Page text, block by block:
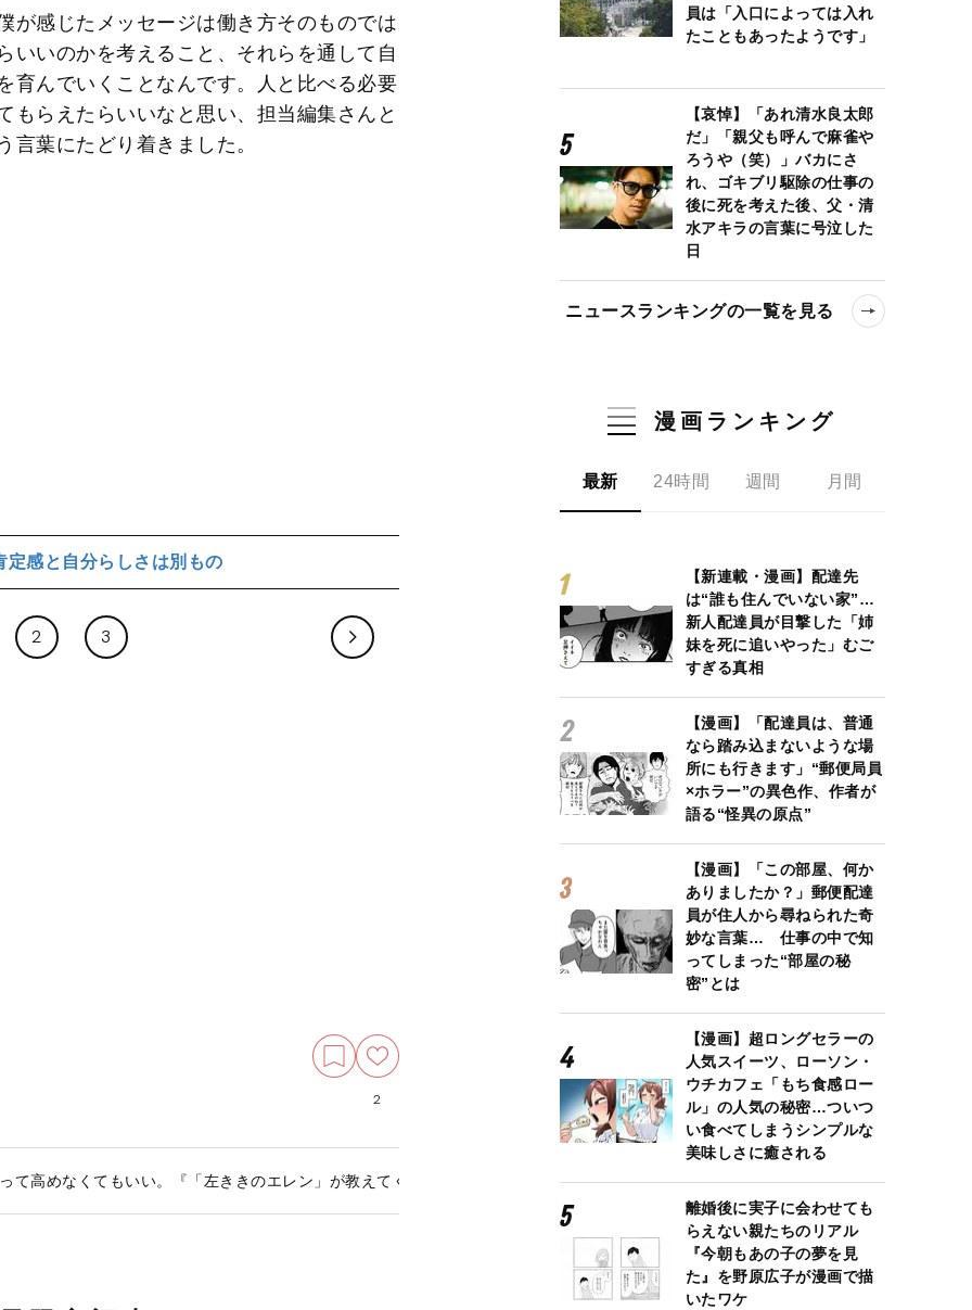
が感じたメッセージは働き方そのものでは
いいのかを考えること、それらを通して自
育んでいくことなんです。人と比べる必要
もらえたらいいなと思い、担当編集さんと
言葉にたどり着きました。
定感と自分らしさは別もの
2 3
2
て高めなくてもいい。『「左ききのエレン」が教えてくれる「あなたらしさ」』とは？
員は「入口によっては入れ
たこともあったようです」
【哀悼】「あれ清水良太郎
だ」「親父も呼んで麻雀や
ろうや（笑）」バカにさ
れ、ゴキブリ駆除の仕事の
後に死を考えた後、父・清
水アキラの言葉に号泣した
日
ニュースランキングの一覧を見る
漫画ランキング
最新 24時間 週間 月間
【新連載・漫画】配達先
は“誰も住んでいない家”…
新人配達員が目撃した「姉
妹を死に追いやった」むご
すぎる真相
【漫画】「配達員は、普通
なら踏み込まないような場
所にも行きます」“郵便局員
×ホラー”の異色作、作者が
語る“怪異の原点”
【漫画】「この部屋、何か
ありましたか？」郵便配達
員が住人から尋ねられた奇
妙な言葉… 仕事の中で知
ってしまった“部屋の秘
密”とは
【漫画】超ロングセラーの
人気スイーツ、ローソン・
ウチカフェ「もち食感ロー
ル」の人気の秘密…ついつ
い食べてしまうシンプルな
美味しさに癒される
離婚後に実子に会わせても
らえない親たちのリアル
『今朝もあの子の夢を見
た』を野原広子が漫画で描
いたワケ